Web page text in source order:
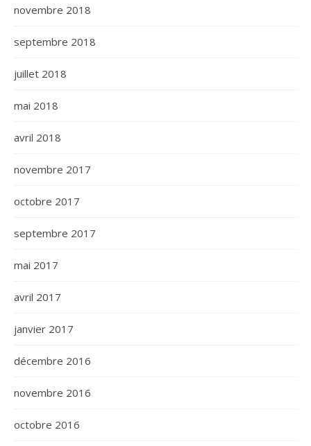
novembre 2018
septembre 2018
juillet 2018
mai 2018
avril 2018
novembre 2017
octobre 2017
septembre 2017
mai 2017
avril 2017
janvier 2017
décembre 2016
novembre 2016
octobre 2016